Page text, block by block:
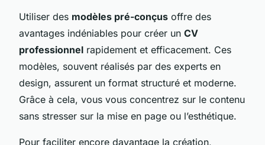
Utiliser des modèles pré-conçus offre des
avantages indéniables pour créer un CV
professionnel rapidement et efficacement. Ces
modèles, souvent réalisés par des experts en
design, assurent un format structuré et moderne.
Grâce à cela, vous vous concentrez sur le contenu
sans stresser sur la mise en page ou l’esthétique.
Pour faciliter encore davantage la création,